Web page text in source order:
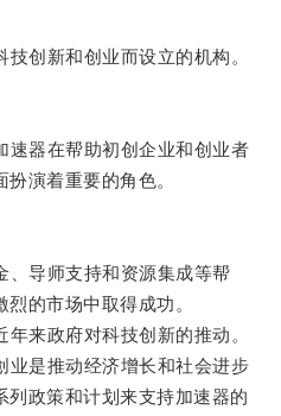
创新和创业而设立的机构。
器在帮助初创企业和创业者
演着重要的角色。
导师支持和资源集成等帮
的市场中取得成功。
来政府对科技创新的推动。
是推动经济增长和社会进步
列政策和计划来支持加速器的